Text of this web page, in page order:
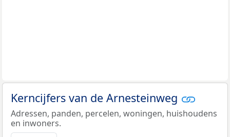
Kerncijfers van de Arnesteinweg
Adressen, panden, percelen, woningen, huishoudens
en inwoners.